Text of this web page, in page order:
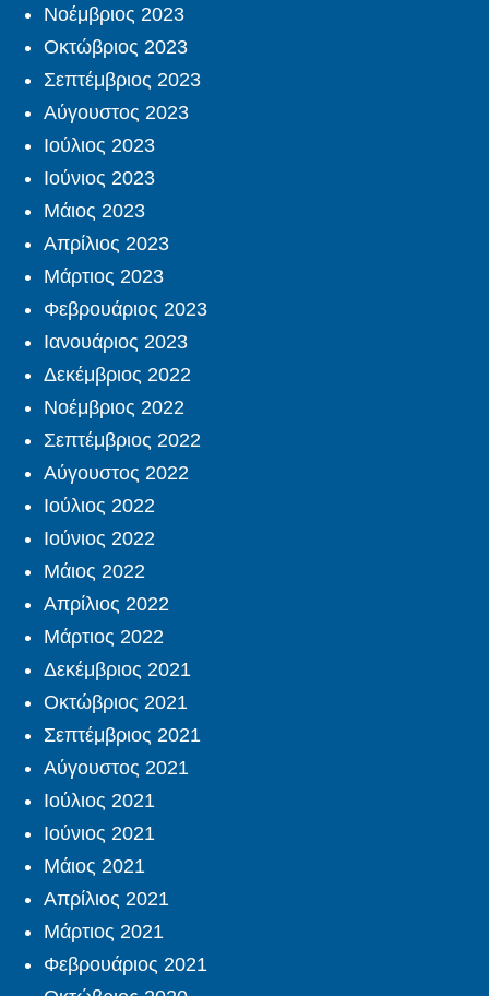
Νοέμβριος 2023
Οκτώβριος 2023
Σεπτέμβριος 2023
Αύγουστος 2023
Ιούλιος 2023
Ιούνιος 2023
Μάιος 2023
Απρίλιος 2023
Μάρτιος 2023
Φεβρουάριος 2023
Ιανουάριος 2023
Δεκέμβριος 2022
Νοέμβριος 2022
Σεπτέμβριος 2022
Αύγουστος 2022
Ιούλιος 2022
Ιούνιος 2022
Μάιος 2022
Απρίλιος 2022
Μάρτιος 2022
Δεκέμβριος 2021
Οκτώβριος 2021
Σεπτέμβριος 2021
Αύγουστος 2021
Ιούλιος 2021
Ιούνιος 2021
Μάιος 2021
Απρίλιος 2021
Μάρτιος 2021
Φεβρουάριος 2021